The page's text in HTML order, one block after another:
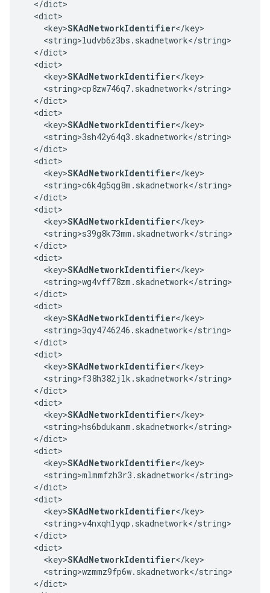
  </dict>
  <dict>
    <key>
SKAdNetworkIdentifier</key>
    <string>ludvb6z3bs.skadnetwork</string>
  </dict>
  <dict>
    <key>
SKAdNetworkIdentifier</key>
    <string>cp8zw746q7.skadnetwork</string>
  </dict>
  <dict>
    <key>
SKAdNetworkIdentifier</key>
    <string>3sh42y64q3.skadnetwork</string>
  </dict>
  <dict>
    <key>
SKAdNetworkIdentifier</key>
    <string>c6k4g5qg8m.skadnetwork</string>
  </dict>
  <dict>
    <key>
SKAdNetworkIdentifier</key>
    <string>s39g8k73mm.skadnetwork</string>
  </dict>
  <dict>
    <key>
SKAdNetworkIdentifier</key>
    <string>wg4vff78zm.skadnetwork</string>
  </dict>
  <dict>
    <key>
SKAdNetworkIdentifier</key>
    <string>3qy4746246.skadnetwork</string>
  </dict>
  <dict>
    <key>
SKAdNetworkIdentifier</key>
    <string>f38h382jlk.skadnetwork</string>
  </dict>
  <dict>
    <key>
SKAdNetworkIdentifier</key>
    <string>hs6bdukanm.skadnetwork</string>
  </dict>
  <dict>
    <key>
SKAdNetworkIdentifier</key>
    <string>mlmmfzh3r3.skadnetwork</string>
  </dict>
  <dict>
    <key>
SKAdNetworkIdentifier</key>
    <string>v4nxqhlyqp.skadnetwork</string>
  </dict>
  <dict>
    <key>
SKAdNetworkIdentifier</key>
    <string>wzmmz9fp6w.skadnetwork</string>
  </dict>